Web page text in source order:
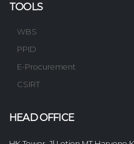
TOOLS
WBS
PPID
E-Procurement
CSIRT
HEAD OFFICE